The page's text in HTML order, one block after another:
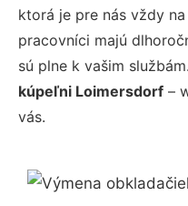
ktorá je pre nás vždy
pracovníci majú
sú plne k vašim službám.
kúpeľni Loimersdorf –
vás.